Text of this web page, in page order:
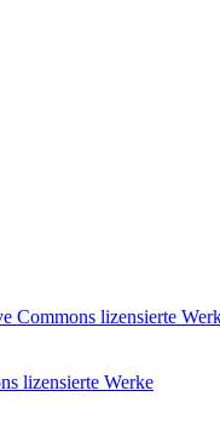
Commons lizensierte
lizensierte Werke